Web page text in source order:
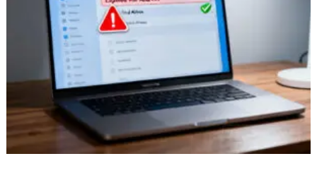
esponeva
gli
reali